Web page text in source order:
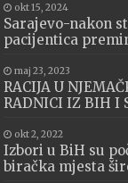
okt 15, 2024
Sarajevo-nakon
pacijentica
maj 23, 2023
RACIJA U
RADNICI IZ BIH I
okt 2, 2022
Izbori u BiH su
biračka mjesta